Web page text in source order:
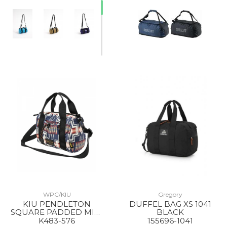
WPC/KIU
KIU PENDLETON
SQUARE PADDED MINI
BOSTON BAG 576
K483-576
Gregory
DUFFEL BAG XS 1041
BLACK
155696-1041